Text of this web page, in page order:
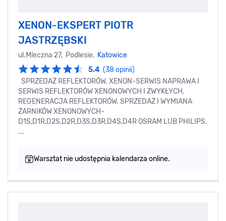
XENON-EKSPERT PIOTR
JASTRZĘBSKI
ul.Mleczna 27, Podlesie, Katowice
5.4 (38 opinii)
SPRZEDAŻ REFLEKTORÓW. XENON-SERWIS NAPRAWA I
SERWIS REFLEKTORÓW XENONOWYCH I ZWYKŁYCH.
REGENERACJA REFLEKTORÓW. SPRZEDAŻ I WYMIANA
ŻARNIKÓW XENONOWYCH-
D1S,D1R,D2S,D2R,D3S,D3R,D4S,D4R OSRAM LUB PHILIPS.
...
Warsztat nie udostępnia kalendarza online.